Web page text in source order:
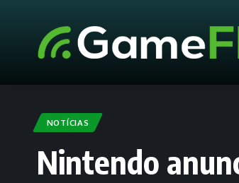
NOTÍCIAS
Nintendo